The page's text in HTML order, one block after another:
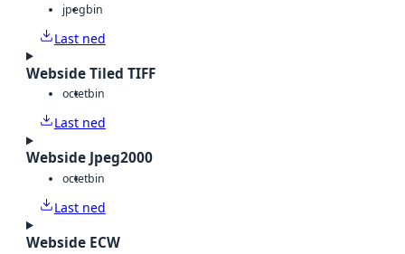
jpegbin
Last ned
Webside Tiled TIFF
octetbin
Last ned
Webside Jpeg2000
octetbin
Last ned
Webside ECW